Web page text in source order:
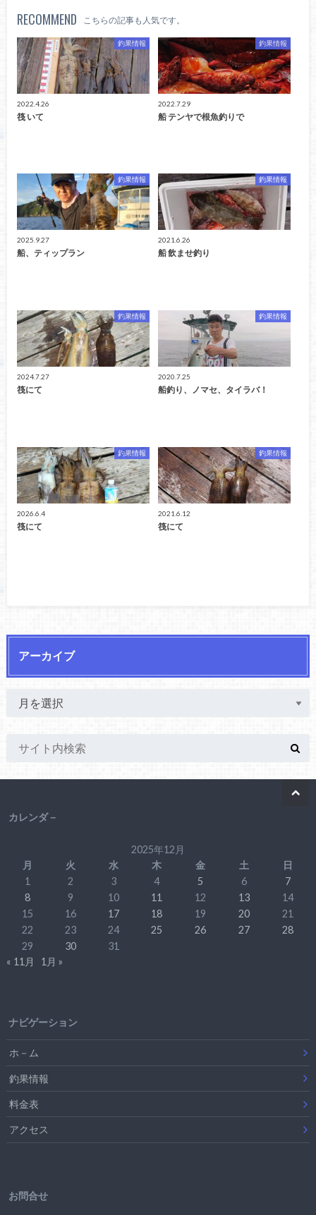
RECOMMEND こちらの記事も人気です。
釣果情報
2022.4.26
筏 いて
釣果情報
2022.7.29
船 テンヤで根魚釣りで
釣果情報
2025.9.27
船、ティップラン
釣果情報
2021.6.26
船 飲ませ釣り
釣果情報
2024.7.27
筏にて
釣果情報
2020.7.25
船釣り、ノマセ、タイラバ！
釣果情報
2026.6.4
筏にて
釣果情報
2021.6.12
筏にて
アーカイブ
カレンダ－
2025年12月
月
火 水 木 金 土
日
1
2 3 4 5 6
7
8
9 10 11 12 13
14
15
16 17 18 19 20
21
22
23 24 25 26 27
28
29
30
31
« 11月
1月 »
ナビゲーション
ホ－ム
釣果情報
料金表
アクセス
お問合せ